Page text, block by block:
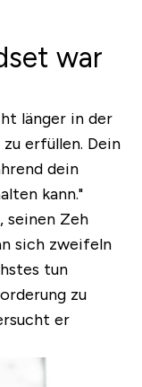
war
länger in der
erfüllen. Dein
dein
kann."
seinen Zeh
sich zweifeln
tun
zu
er